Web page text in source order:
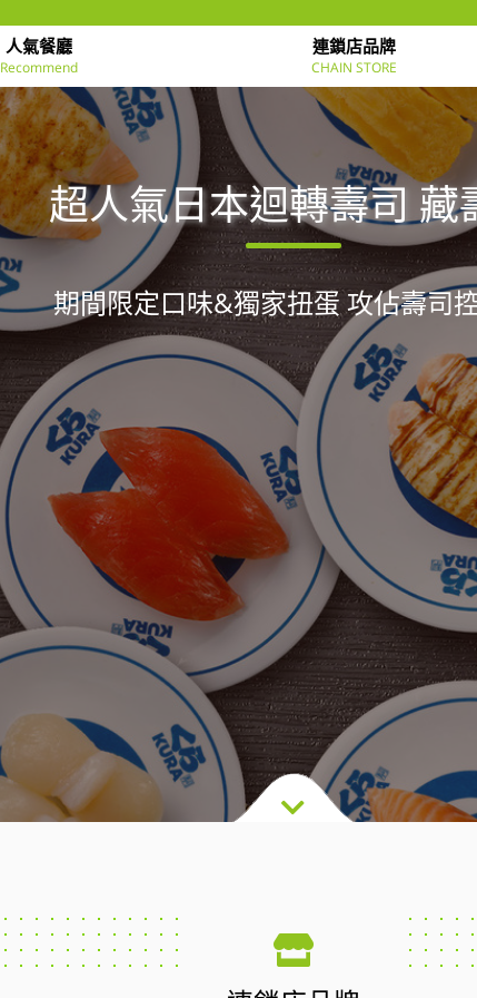
人氣餐廳
Recommend
連鎖店品牌
CHAIN STORE
超人氣日本迴轉壽司 藏
期間限定口味&獨家扭蛋 攻佔壽司